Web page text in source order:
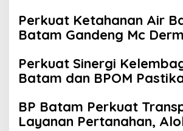
Perkuat Ketahanan Air
Batam Gandeng Mc
Sei Nongsa
Perkuat Sinergi
Batam dan BPOM
Aman
BP Batam Perkuat
Layanan Pertanahan,